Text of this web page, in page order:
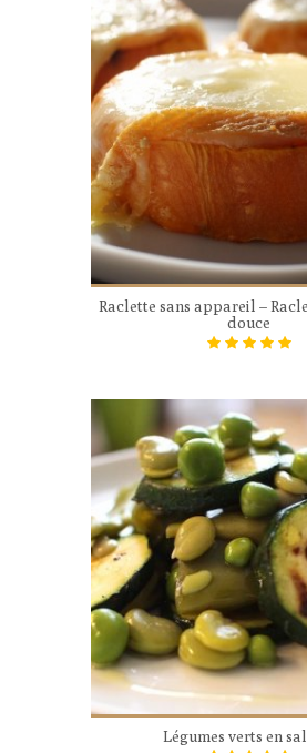
Raclette sans appareil –
douce
Légumes verts en